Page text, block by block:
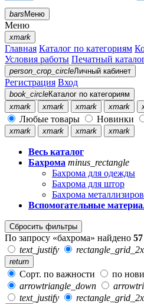
barsМеню
Меню
xmark
Главная Каталог по категориям
Условия работы Печатный
person_crop_circleЛичный кабинет
Регистрация Вход
book_circleКаталог по категориям
xmark
xmark xmark xmark
Любые товары Новинки
xmark xmark xmark xmark
Весь каталог
Бахрома minus_rectangle
Бахрома для одежды
Бахрома для штор
Бахрома
Вспомогательные
Сбросить фильтры
По запросу «бахрома» найдено
text_justify
return
Сорт. по важности по
arrowtriangle_down
text_justify